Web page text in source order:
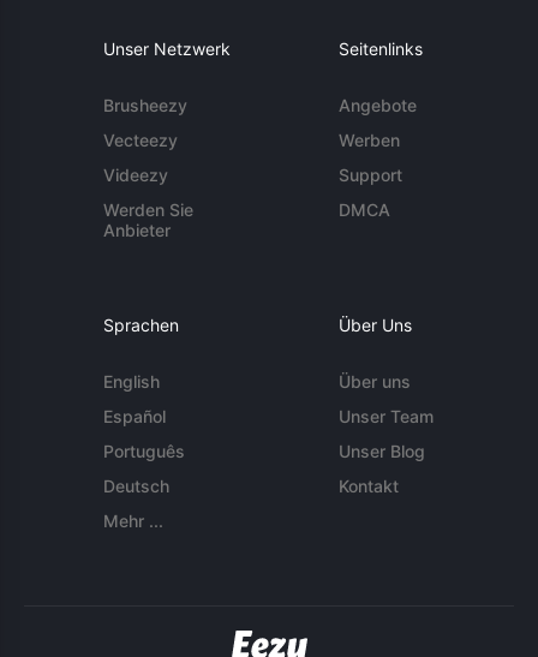
Unser Netzwerk
Brusheezy
Vecteezy
Videezy
Werden Sie
Anbieter
Seitenlinks
Angebote
Werben
Support
DMCA
Sprachen
English
Español
Português
Deutsch
Mehr ...
Über Uns
Über uns
Unser Team
Unser Blog
Kontakt